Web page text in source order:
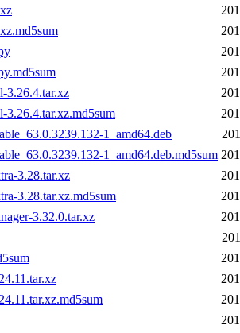
3.26.4.tar.xz
3.26.4.tar.xz.md5sum
1_amd64.deb
1_amd64.deb.md5sum
3.28.tar.xz
3.28.tar.xz.md5sum
3.32.0.tar.xz